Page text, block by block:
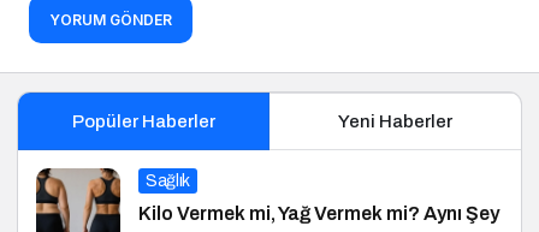
YORUM GÖNDER
Popüler Haberler Yeni Haberler
Sağlık
Kilo Vermek mi, Yağ Vermek mi? Aynı Şey